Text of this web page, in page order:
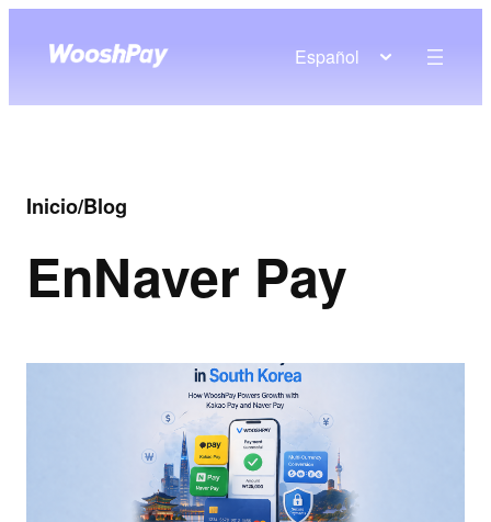
Español
Inicio/Blog
EnNaver Pay